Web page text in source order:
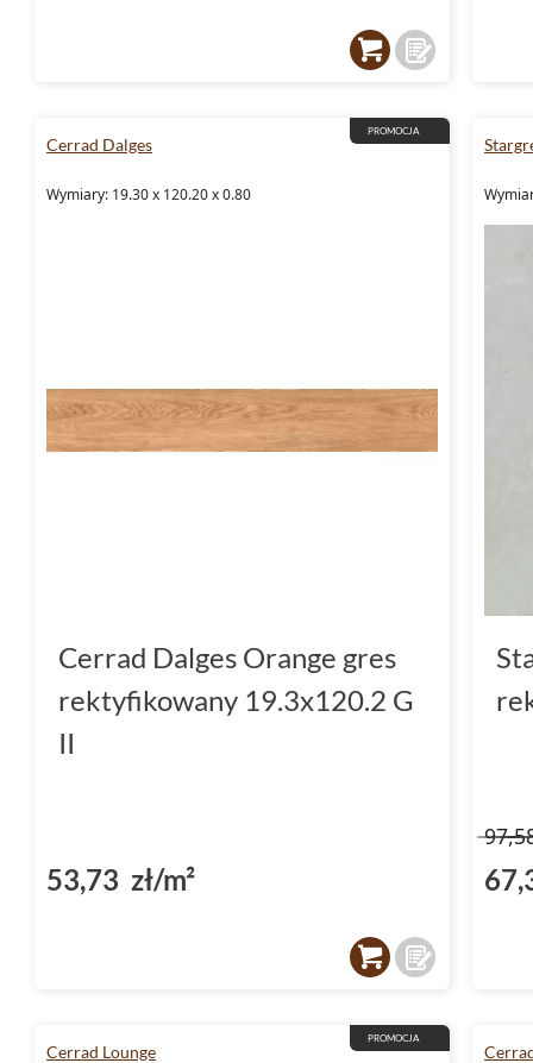
PROMOCJA
Cerrad Dalges
Wymiary: 19.30 x 120.20 x 0.80
Cerrad Dalges Orange gres
rektyfikowany 19.3x120.2 G
II
53,73 zł/m²
PROMOCJA
Cerrad Lounge